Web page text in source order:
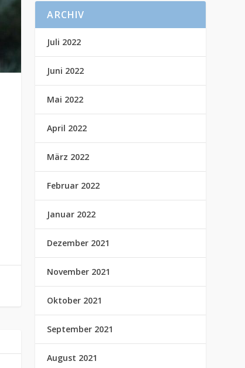
ARCHIV
Juli 2022
Juni 2022
Mai 2022
April 2022
März 2022
Februar 2022
Januar 2022
Dezember 2021
November 2021
Oktober 2021
September 2021
August 2021